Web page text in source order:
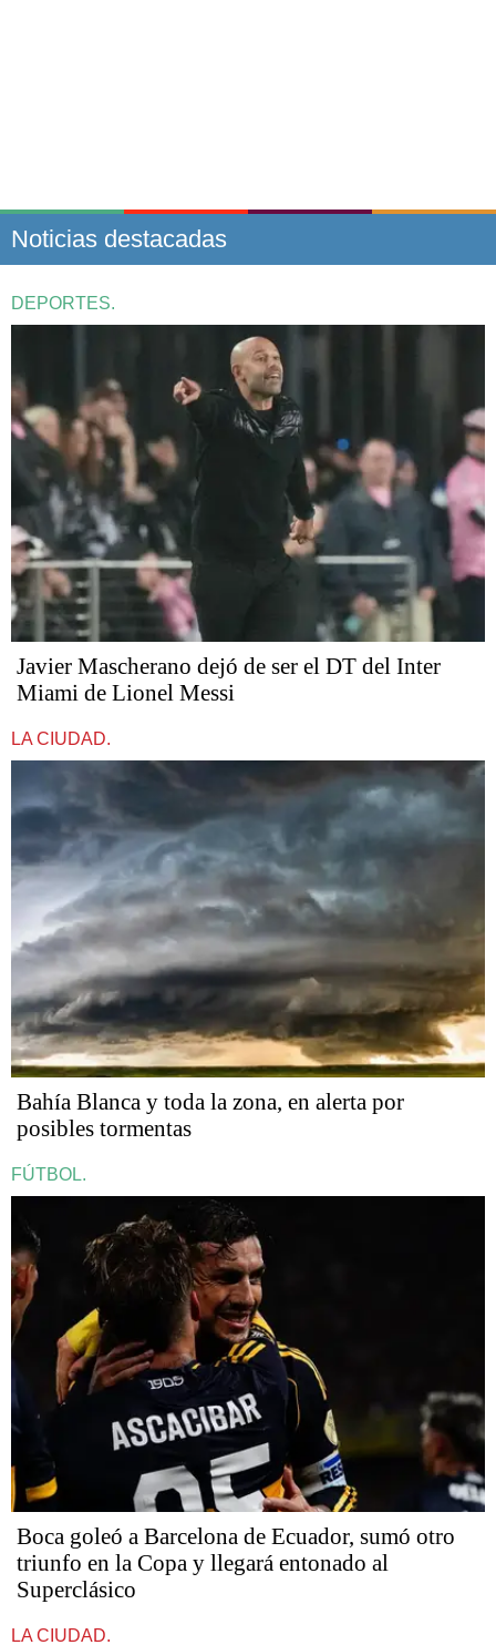
Noticias destacadas
DEPORTES.
Javier Mascherano dejó de ser el DT del Inter
Miami de Lionel Messi
LA CIUDAD.
Bahía Blanca y toda la zona, en alerta por
posibles tormentas
FÚTBOL.
Boca goleó a Barcelona de Ecuador, sumó otro
triunfo en la Copa y llegará entonado al
Superclásico
LA CIUDAD.